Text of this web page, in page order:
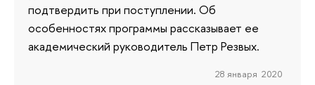
подтвердить при поступлении. Об
особенностях программы рассказывает ее
академический руководитель Петр Резвых.
28 января 2020